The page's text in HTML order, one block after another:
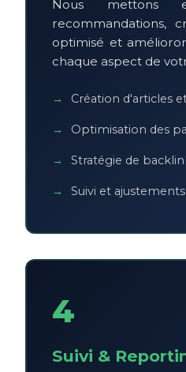
Nous
recommandations,
optimisé et
chaque aspect de
Création d'articles
Optimisation des
Stratégie de
Suivi et ajustements
4
Suivi &